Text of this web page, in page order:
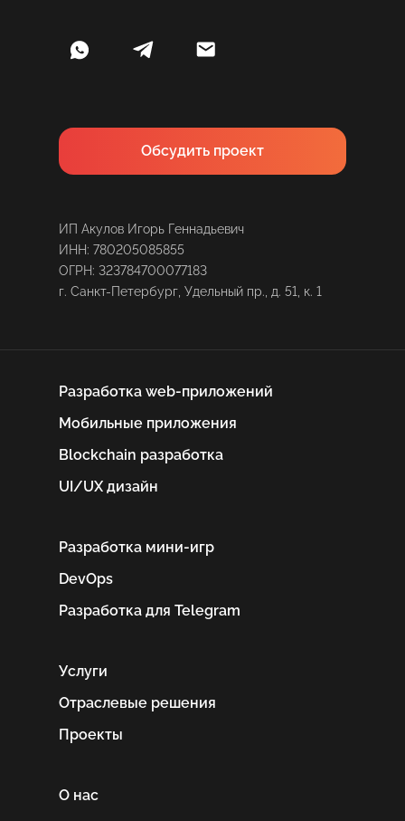
Разработка web-приложений
Мобильные приложения
Blockchain разработка
UI/UX дизайн
Разработка мини-игр
DevOps
Разработка для Telegram
Услуги
Отраслевые решения
Проекты
О нас
Обсудить проект
ИП Акулов Игорь Геннадьевич
ИНН: 780205085855
ОГРН: 323784700077183
г. Санкт-Петербург, Удельный пр., д. 51, к. 1